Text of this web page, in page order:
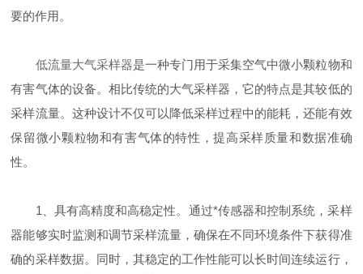
要的作用。
低流量大气采样器是一种专门用于采集空气中微小颗粒物和
有害气体的设备。相比传统的大气采样器，它的特点是其较低的
采样流量。这种设计不仅可以降低采样过程中的能耗，还能有效
保留微小颗粒物和有害气体的特性，提高采样质量和数据准确
性。
1、具有高精度和高稳定性。通过*传感器和控制系统，采样
器能够实时监测和调节采样流量，确保在不同环境条件下获得准
确的采样数据。同时，其稳定的工作性能可以长时间连续运行，